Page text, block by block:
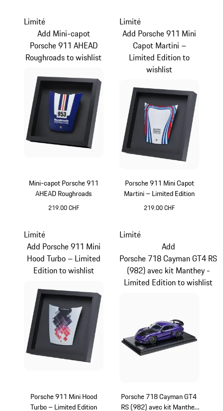
Mini-capot Porsche 911
AHEAD Roughroads
219.00 CHF
Limité
Add Mini-capot
Porsche 911 AHEAD
Roughroads to wishlist
Porsche 911 Mini Capot
Martini – Limited Edition
219.00 CHF
Limité
Add Porsche 911 Mini
Capot Martini –
Limited Edition to
wishlist
Porsche 911 Mini Hood
Turbo – Limited Edition
Limité
Add Porsche 911 Mini
Hood Turbo – Limited
Edition to wishlist
Porsche 718 Cayman GT4
RS (982) avec kit Manthey
Limité
Add
Porsche 718 Cayman GT4 RS
(982) avec kit Manthey -
Limited Edition to wishlist